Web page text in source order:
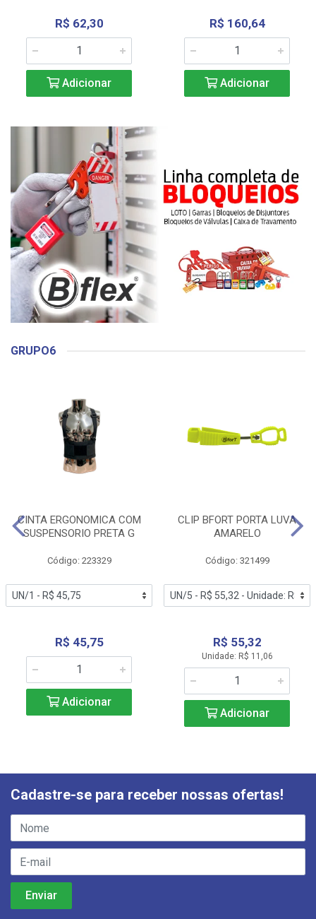
R$ 62,30
Adicionar
R$ 160,64
Adicionar
GRUPO6
CINTA ERGONOMICA COM
SUSPENSORIO PRETA G
Código: 223329
R$ 45,75
Adicionar
CLIP BFORT PORTA LUVA
AMARELO
Código: 321499
R$ 55,32
Unidade: R$ 11,06
Adicionar
Cadastre-se para receber nossas ofertas!